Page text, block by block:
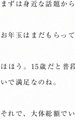
まずは身近な話題から
お年玉はまだもらっ
ほほう。15歳だと普
いで満足なのね。
それで、大体総額で